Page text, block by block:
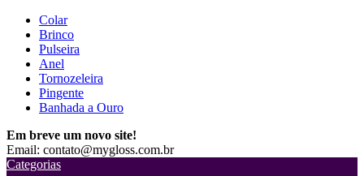
Colar
Brinco
Pulseira
Anel
Tornozeleira
Pingente
Banhada a Ouro
Em breve um novo site!
Email: contato@mygloss.com.br
Categorias